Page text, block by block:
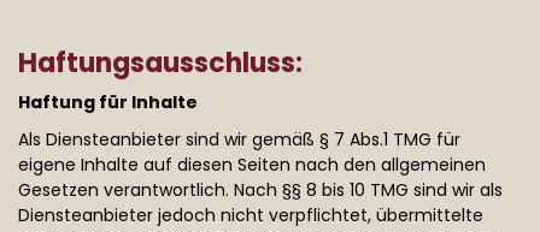
Haftungsausschluss:
Haftung für Inhalte
Als Diensteanbieter sind wir gemäß § 7 Abs.1 TMG für
eigene Inhalte auf diesen Seiten nach den allgemeinen
Gesetzen verantwortlich. Nach §§ 8 bis 10 TMG sind wir als
Diensteanbieter jedoch nicht verpflichtet, übermittelte